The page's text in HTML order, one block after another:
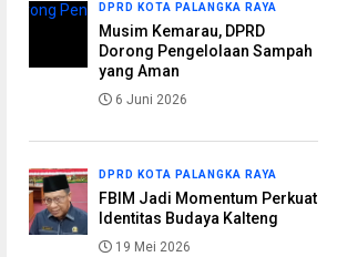
DPRD KOTA PALANGKA RAYA
Musim Kemarau, DPRD
Dorong Pengelolaan Sampah
yang Aman
6 Juni 2026
DPRD KOTA PALANGKA RAYA
FBIM Jadi Momentum Perkuat
Identitas Budaya Kalteng
19 Mei 2026